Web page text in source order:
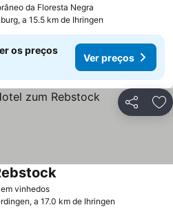
da Floresta Negra
a 15.5 km de Ihringen
os preços
Ver preços
Partilhar
vinhedosVer preços
Ver preços
a 17.0 km de Ihringen